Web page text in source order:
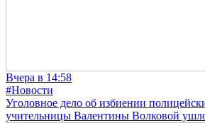
Вчера в 14:58
#Новости
Уголовное дело об избиении
учительницы Валентины Волковой